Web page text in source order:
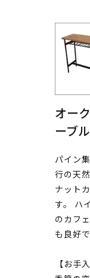
オー
ーブル
パイン
行の天
ナット
す。 ハ
のカフ
も良好で
【お手